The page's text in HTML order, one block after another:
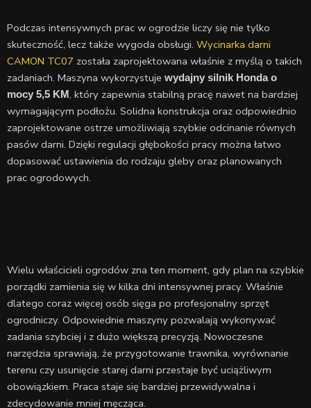
Podczas intensywnych prac w ogrodzie liczy się nie tylko
skuteczność, lecz także wygoda obsługi. Wycinarka darni
CAMON TC07 została zaprojektowana właśnie z myślą o takich
zadaniach. Maszyna wykorzystuje wydajny silnik Honda o
mocy 5,5 KM, który zapewnia stabilną pracę nawet na bardziej
wymagającym podłożu. Solidna konstrukcja oraz odpowiednio
zaprojektowane ostrze umożliwiają szybkie odcinanie równych
pasów darni. Dzięki regulacji głębokości pracy można łatwo
dopasować ustawienia do rodzaju gleby oraz planowanych
prac ogrodowych.
Wielu właścicieli ogrodów zna ten moment, gdy plan na szybkie
porządki zamienia się w kilka dni intensywnej pracy. Właśnie
dlatego coraz więcej osób sięga po profesjonalny sprzęt
ogrodniczy. Odpowiednie maszyny pozwalają wykonywać
zadania szybciej i z dużo większą precyzją. Nowoczesne
narzędzia sprawiają, że przygotowanie trawnika, wyrównanie
terenu czy usunięcie starej darni przestaje być uciążliwym
obowiązkiem. Praca staje się bardziej przewidywalna i
zdecydowanie mniej męcząca.